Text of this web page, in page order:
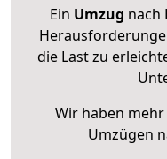
Ein Umzug nach
die Last zu
Wir haben
Umzügen